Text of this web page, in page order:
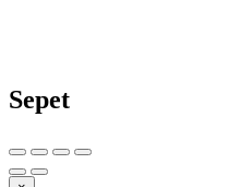
Sepet